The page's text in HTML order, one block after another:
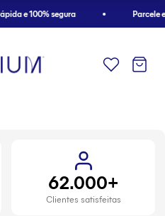
e 100% segura Parcele em
62.000+
Clientes satisfeitas